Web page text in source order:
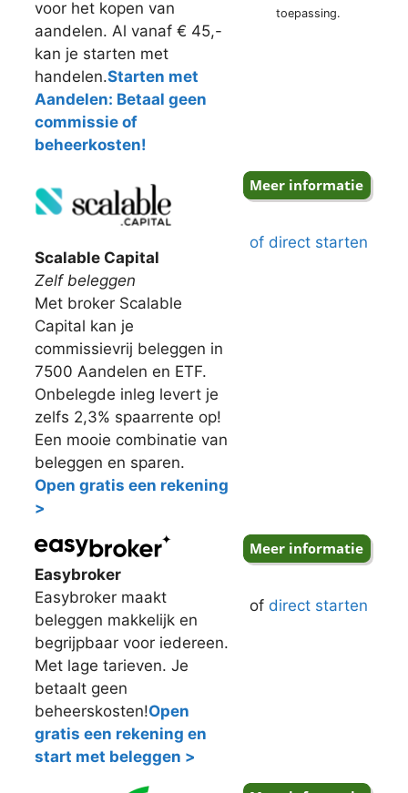
voor het kopen van
aandelen. Al vanaf € 45,-
kan je starten met
handelen.Starten met
Aandelen: Betaal geen
commissie of
beheerkosten!
toepassing.
Scalable Capital
Zelf beleggen
Met broker Scalable
Capital kan je
commissievrij beleggen in
7500 Aandelen en ETF.
Onbelegde inleg levert je
zelfs 2,3% spaarrente op!
Een mooie combinatie van
beleggen en sparen.
Open gratis een rekening
>
of direct starten
Easybroker
Easybroker maakt
beleggen makkelijk en
begrijpbaar voor iedereen.
Met lage tarieven. Je
betaalt geen
beheerskosten!Open
gratis een rekening en
start met beleggen >
of direct starten